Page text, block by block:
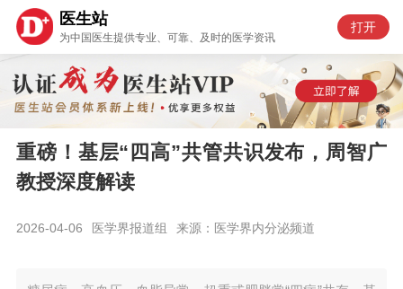
医生站
为中国医生提供专业、可靠、及时的医学资讯
打开
重磅！基层“四高”共管共识发布，周智广
教授深度解读
2026-04-06 医学界报道组 来源：医学界内分泌频道